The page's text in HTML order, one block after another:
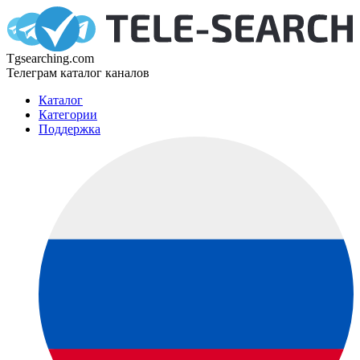
Tgsearching.com
Телеграм каталог каналов
Каталог
Категории
Поддержка